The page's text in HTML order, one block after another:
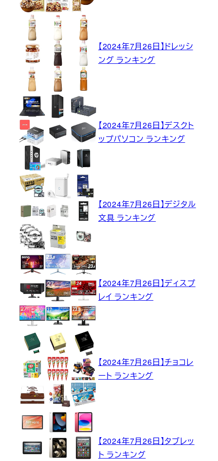
【2024年7月26日】ドレッシ
ング ランキング
【2024年7月26日】デスクト
ップパソコン ランキング
【2024年7月26日】デジタル
文具 ランキング
【2024年7月26日】ディスプ
レイ ランキング
【2024年7月26日】チョコレ
ート ランキング
【2024年7月26日】タブレッ
ト ランキング